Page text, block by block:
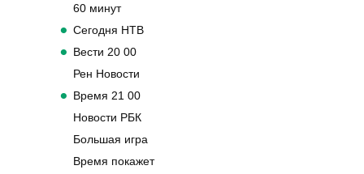
60 минут
Сегодня НТВ
Вести 20 00
Рен Новости
Время 21 00
Новости РБК
Большая игра
Время покажет